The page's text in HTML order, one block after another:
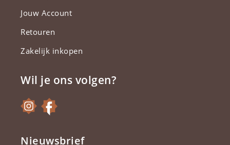
Jouw Account
Retouren
Zakelijk inkopen
Wil je ons volgen?
Nieuwsbrief